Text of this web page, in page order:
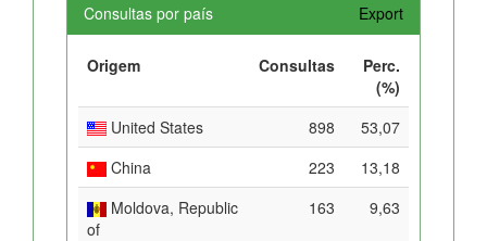
Consultas por país Export
Origem Consultas
Perc.
(%)
United States
898
53,07
China
223
13,18
Moldova, Republic
of
163 9,63